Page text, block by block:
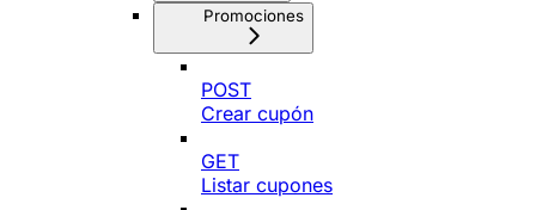
Promociones
POST
Crear cupón
GET
Listar cupones